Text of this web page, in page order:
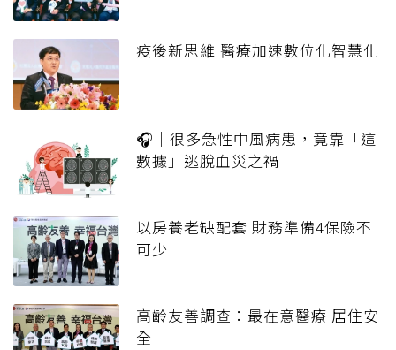
疫後新思維 醫療加速數位化智慧化
🎧｜很多急性中風病患，竟靠「這
數據」逃脫血災之禍
以房養老缺配套 財務準備4保險不
可少
高齡友善調查：最在意醫療 居住安
全